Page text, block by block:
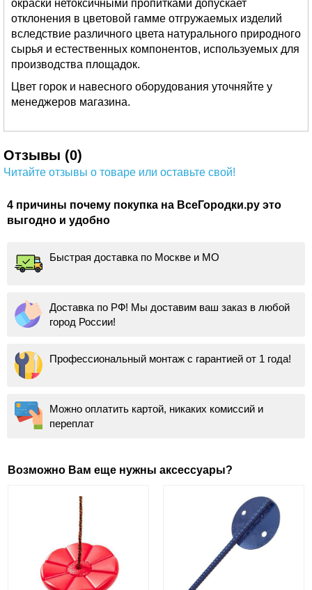
окраски нетоксичными пропитками допускает
отклонения в цветовой гамме отгружаемых изделий
вследствие различного цвета натурального природного
сырья и естественных компонентов, используемых для
производства площадок.
Цвет горок и навесного оборудования уточняйте у
менеджеров магазина.
Отзывы (0)
Читайте отзывы о товаре или оставьте свой!
4 причины почему покупка на ВсеГородки.ру это
выгодно и удобно
Быстрая доставка по Москве и МО
Доставка по РФ! Мы доставим ваш заказ в любой
город России!
Профессиональный монтаж с гарантией от 1 года!
Можно оплатить картой, никаких комиссий и
переплат
Возможно Вам еще нужны аксессуары?